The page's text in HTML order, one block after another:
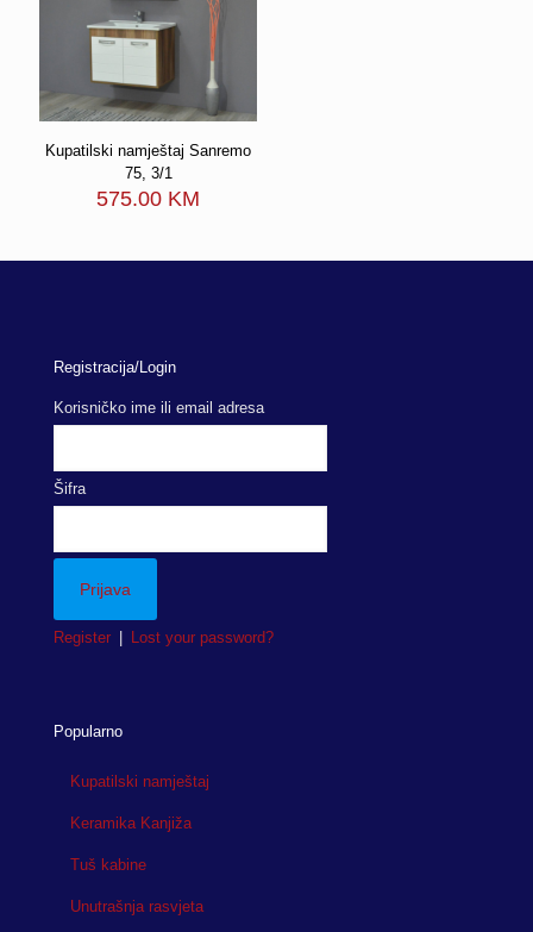
Kupatilski namještaj Sanremo
75, 3/1
575.00 KM
Registracija/Login
Korisničko ime ili email adresa
Šifra
Register Lost your password?
Popularno
Kupatilski namještaj
Keramika Kanjiža
Tuš kabine
Unutrašnja rasvjeta